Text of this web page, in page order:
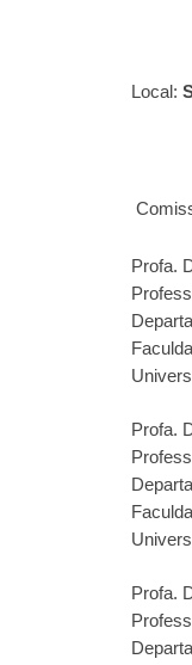
Local:
Profa.
Profa.
Profa.